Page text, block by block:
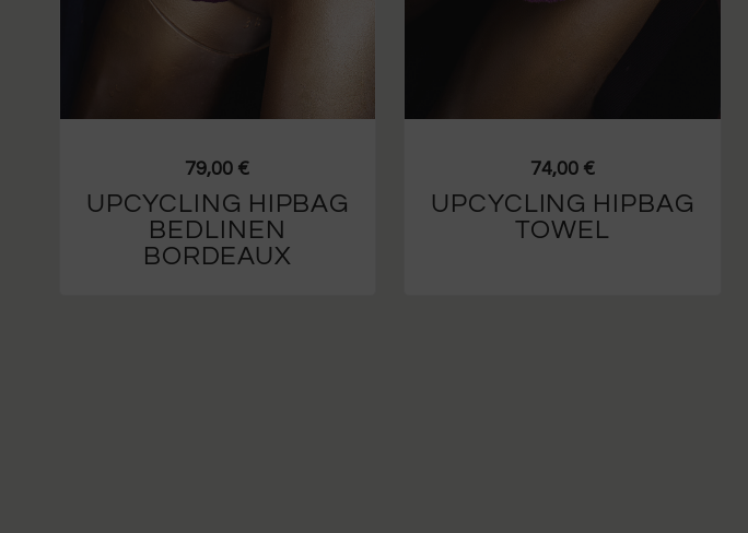
79,00 €
UPCYCLING HIPBAG
BEDLINEN
BORDEAUX
74,00 €
UPCYCLING HIPBAG
TOWEL